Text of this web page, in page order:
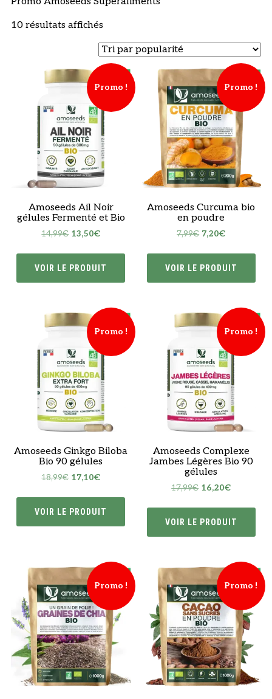
10 résultats affichésTrié
par
popularité
Promo !
Amoseeds Ail Noir
gélules Fermenté et Bio
14,99€ Le
était :
14,99€.
13,50€Le
est :
13,50€.
VOIR LE PRODUIT
Promo !
Amoseeds Curcuma bio
en poudre
7,99€ Le
était :
7,99€.
7,20€Le
est :
7,20€.
VOIR LE PRODUIT
Promo !
Amoseeds Ginkgo Biloba
Bio 90 gélules
18,99€ Le
était :
18,99€.
17,10€Le
est :
17,10€.
VOIR LE PRODUIT
Promo !
Amoseeds Complexe
Jambes Légères Bio 90
gélules
17,99€ Le
était :
17,99€.
16,20€Le
est :
16,20€.
VOIR LE PRODUIT
Promo ! Promo !